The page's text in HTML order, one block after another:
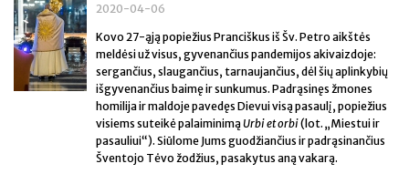
2020-04-06
Kovo 27-ąją popiežius Pranciškus iš Šv. Petro aikštės
meldėsi už visus, gyvenančius pandemijos akivaizdoje:
sergančius, slaugančius, tarnaujančius, dėl šių aplinkybių
išgyvenančius baimę ir sunkumus. Padrąsinęs žmones
homilija ir maldoje pavedęs Dievui visą pasaulį, popiežius
visiems suteikė palaiminimą Urbi et orbi(lot. „Miestui ir
pasauliui“). Siūlome Jums guodžiančius ir padrąsinančius
Šventojo Tėvo žodžius, pasakytus aną vakarą.